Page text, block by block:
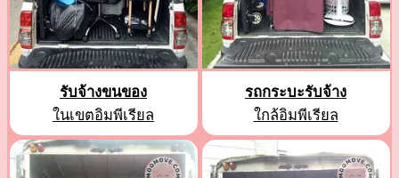
รับจ้างขนของ
ในเขตอิมพีเรียล
รถกระบะรับจ้าง
ใกล้อิมพีเรียล